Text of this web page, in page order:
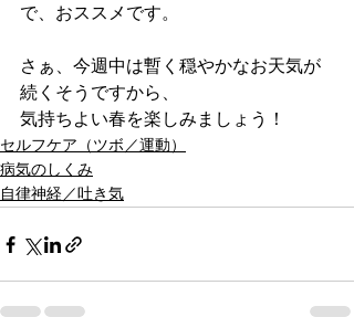
で、おススメです。
さぁ、今週中は暫く穏やかなお天気が
続くそうですから、
気持ちよい春を楽しみましょう！
セルフケア（ツボ／運動）
病気のしくみ
自律神経／吐き気